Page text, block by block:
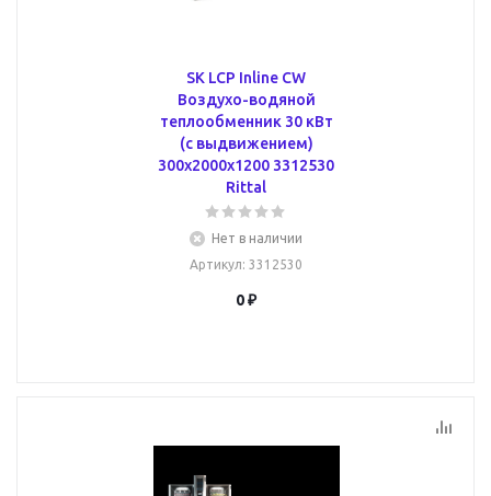
SK LCP Inline CW
Воздухо-водяной
теплообменник 30 кВт
(с выдвижением)
300x2000x1200 3312530
Rittal
Нет в наличии
Артикул: 3312530
0 ₽